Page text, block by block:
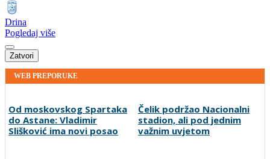
Drina
Pogledaj više
Zatvori
WEB PREPORUKE
Od moskovskog Spartaka
do Astane: Vladimir
Slišković ima novi posao
Čelik podržao Nacionalni
stadion, ali pod jednim
važnim uvjetom